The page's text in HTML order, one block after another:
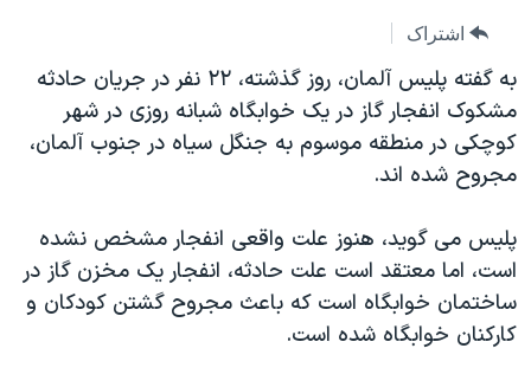
اصلی
جهش
به
جستجو
گزیده‌ها
ویژه برنامه‌ها
ویدیوها
فرهنگ و زندگی
حقوق شهروندی
اقتصادی
صفحه‌های ویژه
عملیات خشم حماسی
۲۵۰سالگی آمریکا
بایگانی برنامه‌های تلویزیونی
انتخابات ریاست جمهوری آمریکا ۲۰۲۴
حمله جمهوری اسلامی به اسرائیل
فرکانس‌های صدای آمریکا
پخش رادیویی
یادگیری زبان انگلیسی
دنبال کنید
اشتراک
به گفته پليس آلمان، روز گذشته، ۲۲ نفر در جريان حادثه
مشکوک انفجار گاز در يک خوابگاه شبانه روزی در شهر
کوچکی در منطقه موسوم به جنگل سياه در جنوب آلمان،
مجروح شده اند.
پليس می گويد، هنوز علت واقعی انفجار مشخص نشده
است، اما معتقد است علت حادثه، انفجار يک مخزن گاز در
ساختمان خوابگاه است که باعث مجروح گشتن کودکان و
کارکنان خوابگاه شده است.